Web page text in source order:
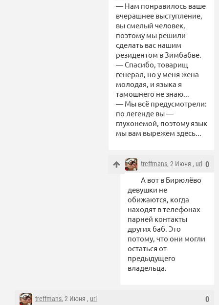
— Нам понравилось ваше
вчерашнее выступление,
вы смелый человек,
поэтому мы решили
сделать вас нашим
резидентом в Зимбабве.
— Спасибо, товарищ
генерал, но у меня жена
молодая, и языка я
тамошнего не знаю...
— Мы всё предусмотрели:
по легенде вы —
глухонемой, поэтому язык
мы вам вырежем здесь...
0
treffmans, 2 Июня , url
А вот в Бирюлёво
девушки не
обижаются, когда
находят в телефонах
парней контакты
других баб. Это
потому, что они могли
остаться от
предыдущего
владельца.
0
treffmans, 2 Июня , url